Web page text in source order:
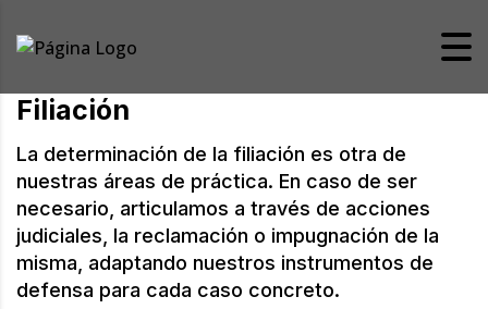
Filiación
La determinación de la filiación es otra de
nuestras áreas de práctica. En caso de ser
necesario, articulamos a través de acciones
judiciales, la reclamación o impugnación de la
misma, adaptando nuestros instrumentos de
defensa para cada caso concreto.